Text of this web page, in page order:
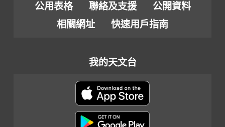
公用表格 聯絡及支援
公開資料
相關網址
快速用戶指南
我的天文台